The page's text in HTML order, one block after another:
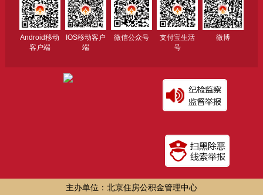
Android移动
客户端
IOS移动客户
端
微信公众号
支付宝生活
号
微博
主办单位：北京住房公积金管理中心